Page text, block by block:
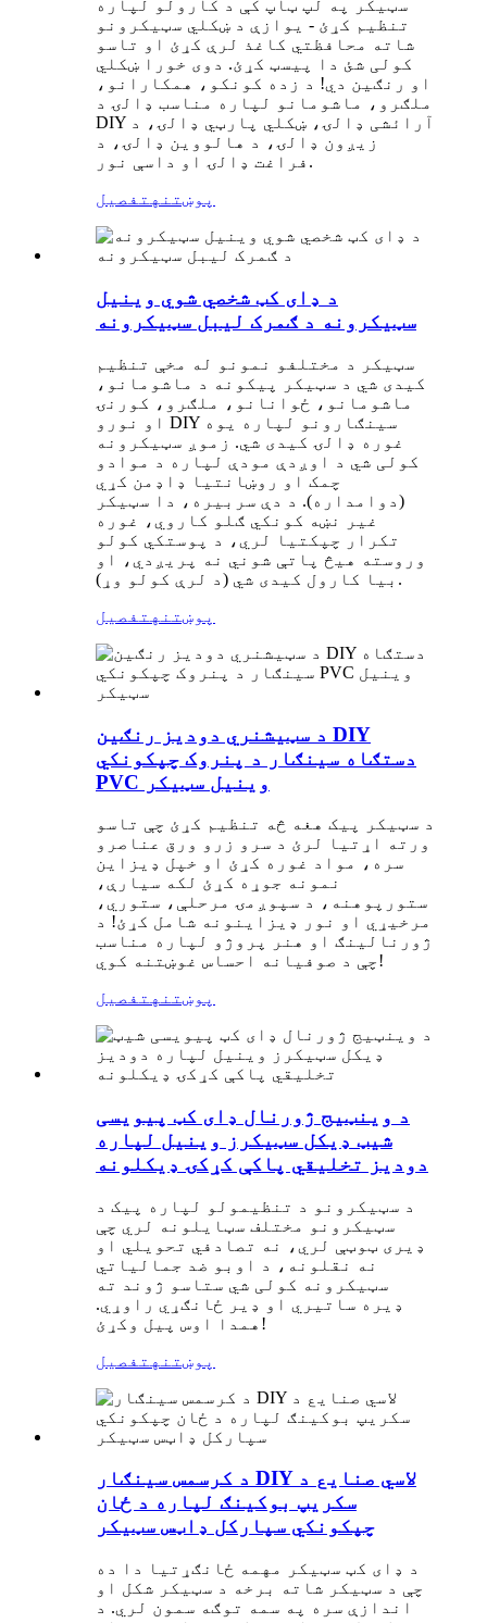
سټیکر په لپ ټاپ کې د کارولو لپاره
تنظیم کړئ - یوازې د ښکلي سټیکرونو
شاته محافظتي کاغذ لرې کړئ او تاسو
کولی شئ دا پیسټ کړئ. دوی خورا ښکلي
او رنګین دي! د زده کونکو، همکارانو،
ملګرو، ماشومانو لپاره مناسب ډالۍ د
DIY آرائشی ډالۍ، ښکلي پارټي ډالۍ، د
زیږون ډالۍ، د هالووین ډالۍ، د
فراغت ډالۍ او داسې نور.
پوښتنهتفصیل
د ډای کټ شخصي شوي وینیل
سټیکرونه د ګمرک لیبل سټیکرونه
سټیکر د مختلفو نمونو له مخې تنظیم
کیدی شي د سټیکر پیکونه د ماشومانو،
ماشومانو، ځوانانو، ملګرو، کورنۍ
او نورو DIY سینګارونو لپاره یوه
غوره ډالۍ کیدی شي. زموږ سټیکرونه
کولی شي د اوږدې مودې لپاره د موادو
چمک او روښانتیا ډاډمن کړي
(دوامداره). د دې سربیره، دا سټیکر
غیر نښه کونکي ګلو کاروي، غوره
تکرار چپکتیا لري، د پوستکي کولو
وروسته هیڅ پاتې شوني نه پریږدي، او
بیا کارول کیدی شي (د لرې کولو وړ).
پوښتنه تفصیل
د سټیشنري دودیز رنګین DIY
دستګاه سینګار د پنروک چپکونکي
PVC وینیل سټیکر
د سټیکر پیک هغه څه تنظیم کړئ چې تاسو
ورته اړتیا لرئ د سرو زرو ورق عناصرو
سره، مواد غوره کړئ او خپل ډیزاین
نمونه جوړه کړئ لکه سیارې،
ستورپوهنه، د سپوږمۍ مرحلې، ستوري،
مرخیړي او نور ډیزاینونه شامل کړئ! د
ژورنالینګ او هنر پروژو لپاره مناسب
چې د صوفیانه احساس غوښتنه کوي!
پوښتنه تفصیل
د وینټیج ژورنال ډای کټ پیویسی
شیټ ډیکل سټیکرز وینیل لپاره
دودیز تخلیقي پاکې کړکۍ ډیکلونه
د سټیکرونو د تنظیمولو لپاره پیک د
سټیکرونو مختلف سټایلونه لري چې
ډیری ټوټې لري، نه تصادفي تحویلي او
نه نقلونه، د اوبو ضد جمالیاتي
سټیکرونه کولی شي ستاسو ژوند ته
ډیره ساتیري او ډیر ځانګړي راوړي.
همدا اوس پیل وکړئ!
پوښتنه تفصیل
د کرسمس سينګار DIY لاسي صنایع د
سکریپ بوکینګ لپاره د ځان
چپکونکي سپارکل ډاټس سټیکر
د ډای کټ سټیکر مهمه ځانګړتیا دا ده
چې د سټیکر شاته برخه د سټیکر شکل او
اندازې سره په سمه توګه سمون لري. د